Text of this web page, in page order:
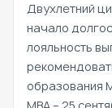
Двухлетний
начало
лояльность
образования